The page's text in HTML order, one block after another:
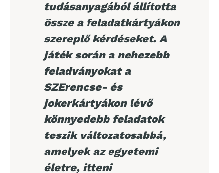
tudásanyagából állította
össze a feladatkártyákon
szereplő kérdéseket. A
játék során a nehezebb
feladványokat a
SZErencse- és
jokerkártyákon lévő
könnyedebb feladatok
teszik változatosabbá,
amelyek az egyetemi
életre, itteni